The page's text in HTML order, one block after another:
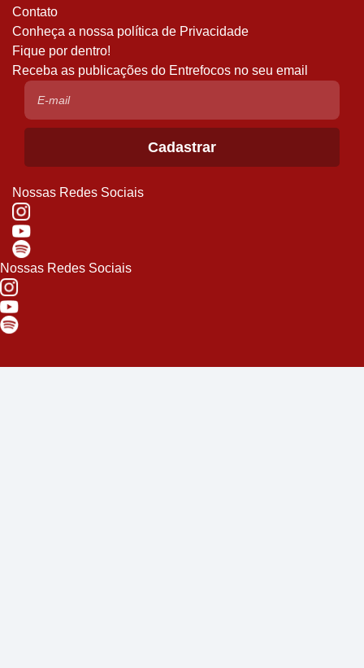
Contato
Conheça a nossa política de Privacidade
Fique por dentro!
Receba as publicações do Entrefocos no seu email
Nossas Redes Sociais
Nossas Redes Sociais